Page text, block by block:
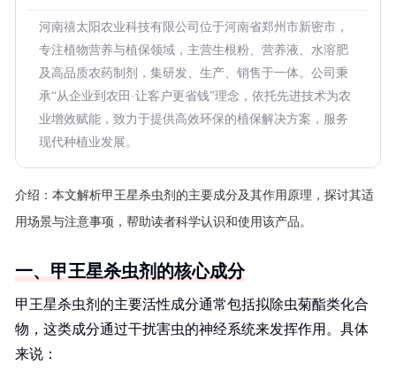
河南禧太阳农业科技有限公司位于河南省郑州市新密市，
专注植物营养与植保领域，主营生根粉、营养液、水溶肥
及高品质农药制剂，集研发、生产、销售于一体。公司秉
承“从企业到农田·让客户更省钱”理念，依托先进技术为农
业增效赋能，致力于提供高效环保的植保解决方案，服务
现代种植业发展。
介绍： 本文解析甲王星杀虫剂的主要成分及其作用原理，探讨其适
用场景与注意事项，帮助读者科学认识和使用该产品。
一、甲王星杀虫剂的核心成分
甲王星杀虫剂的主要活性成分通常包括拟除虫菊酯类化合
物，这类成分通过干扰害虫的神经系统来发挥作用。具体
来说：